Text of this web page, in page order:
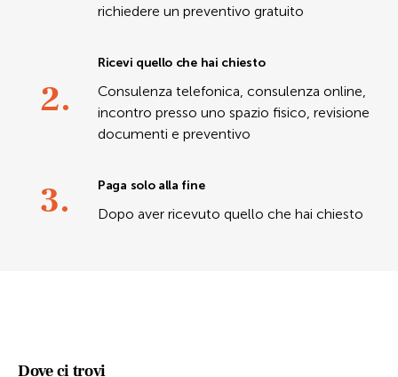
richiedere un preventivo gratuito
2.
Ricevi quello che hai chiesto
Consulenza telefonica, consulenza online,
incontro presso uno spazio fisico, revisione
documenti e preventivo
3. Paga solo alla fine
Dopo aver ricevuto quello che hai chiesto
Dove ci trovi